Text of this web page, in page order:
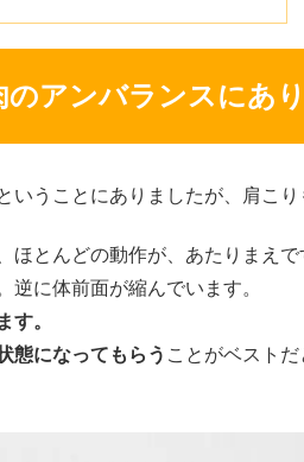
のアンバランスにあり
うことにありましたが、肩こり
ほとんどの動作が、あたりまえ
に体前面が縮んでいます。
す。
態になってもらう ことがベスト